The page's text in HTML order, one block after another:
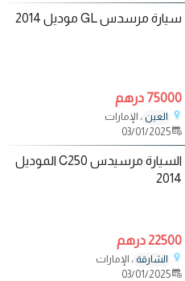
سيارة مرسدس GL موديل 2014
75000 درهم
العين ، الإمارات
03/01/2025
السيارة مرسيدس C250 الموديل
2014
22500 درهم
الشارقة ، الإمارات
03/01/2025